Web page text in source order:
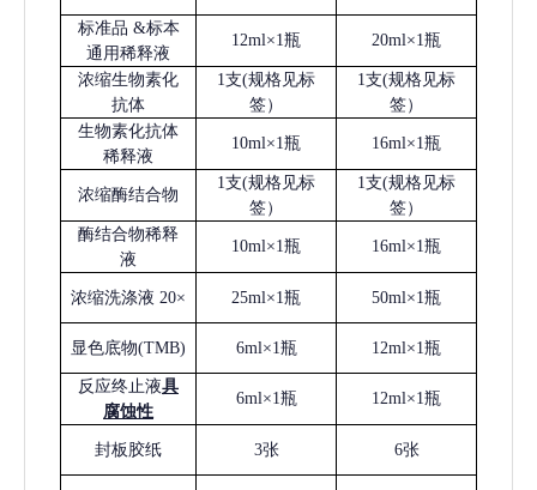
标准品 &标本
通用稀释液
12ml×1瓶 20ml×1瓶
浓缩生物素化
抗体
1支(规格见标
签）
1支(规格见标
签）
生物素化抗体
稀释液
10ml×1瓶 16ml×1瓶
浓缩酶结合物
1支(规格见标
签）
1支(规格见标
签）
酶结合物稀释
液
10ml×1瓶 16ml×1瓶
浓缩洗涤液 20× 25ml×1瓶 50ml×1瓶
显色底物(TMB) 6ml×1瓶 12ml×1瓶
反应终止液具
腐蚀性
6ml×1瓶 12ml×1瓶
封板胶纸 3张 6张